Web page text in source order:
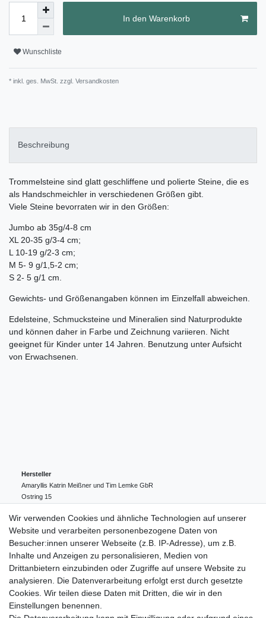
In den Warenkorb
Wunschliste
* inkl. ges. MwSt. zzgl. Versandkosten
Beschreibung
Trommelsteine sind glatt geschliffene und polierte Steine, die es
als Handschmeichler in verschiedenen Größen gibt.
Viele Steine bevorraten wir in den Größen:
Jumbo ab 35g/4-8 cm
XL 20-35 g/3-4 cm;
L 10-19 g/2-3 cm;
M 5- 9 g/1,5-2 cm;
S 2- 5 g/1 cm.
Gewichts- und Größenangaben können im Einzelfall abweichen.
Edelsteine, Schmucksteine und Mineralien sind Naturprodukte
und können daher in Farbe und Zeichnung variieren. Nicht
geeignet für Kinder unter 14 Jahren. Benutzung unter Aufsicht
von Erwachsenen.
Hersteller
Amaryllis Katrin Meißner und Tim Lemke GbR
Ostring 15
004943548099856
amaryllis-eckernfoerde@t-online.de
EU-Verantwortlicher
Amaryllis Katrin Meißner und Tim Lemke GbR
Ostring
15
004943548099856
amaryllis-eckernfoerde@t-online.de
Wir verwenden Cookies und ähnliche Technologien auf unserer
Website und verarbeiten personenbezogene Daten von
Besucher:innen unserer Webseite (z.B. IP-Adresse), um z.B.
Inhalte und Anzeigen zu personalisieren, Medien von
Drittanbietern einzubinden oder Zugriffe auf unsere Website zu
analysieren. Die Datenverarbeitung erfolgt erst durch gesetzte
Cookies. Wir teilen diese Daten mit Dritten, die wir in den
Einstellungen benennen.